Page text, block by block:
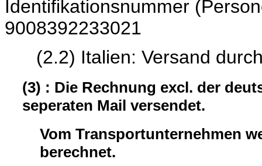
9008392233021
(2.2) Italien: Versand durch
(3) : Die Rechnung excl. der
seperaten Mail versendet.
Vom Transportunternehmen
berechnet.